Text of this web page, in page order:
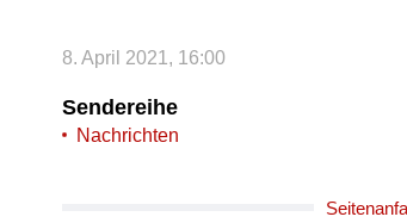
8. April 2021, 16:00
Sendereihe
Nachrichten